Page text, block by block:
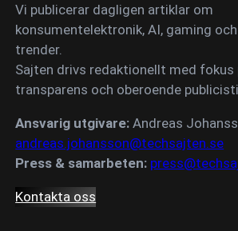
Vi publicerar dagligen artiklar om
konsumentelektronik, AI, gaming
trender.
Sajten drivs redaktionellt med fokus
transparens och oberoende
Ansvarig utgivare: Andreas
andreas.johansson@techsajten.se
Press & samarbeten:
Kontakta oss